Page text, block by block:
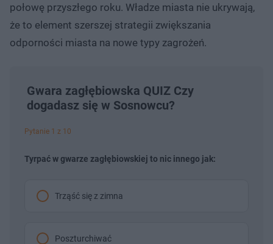
połowę przyszłego roku. Władze miasta nie ukrywają,
że to element szerszej strategii zwiększania
odporności miasta na nowe typy zagrożeń.
Gwara zagłębiowska QUIZ Czy
dogadasz się w Sosnowcu?
Pytanie 1 z 10
Tyrpać w gwarze zagłębiowskiej to nic innego jak:
Trząść się z zimna
Poszturchiwać